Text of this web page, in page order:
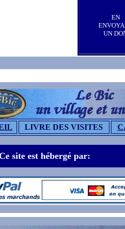
EN
UN
LIVRE DES VISITES
site est hébergé par: